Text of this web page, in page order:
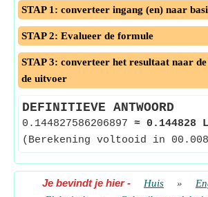
STAP 1: converteer ingang (en) naar
STAP 2: Evalueer de formule
STAP 3: converteer het resultaat naar de
de uitvoer
DEFINITIEVE ANTWOORD
0.144827586206897 ≈ 0.144828
(Berekening voltooid in 00.008
Je bevindt je hier- Huis »